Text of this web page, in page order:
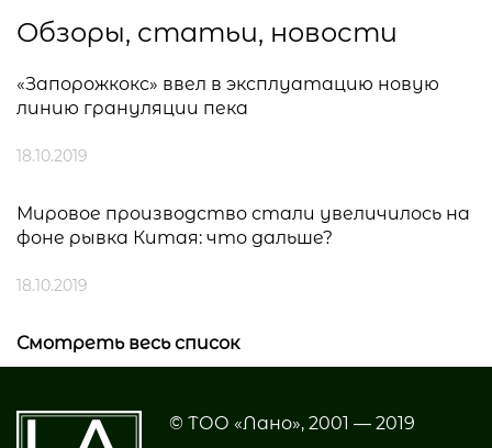
Обзоры, статьи, новости
«Запорожкокс» ввел в эксплуатацию новую
линию грануляции пека
18.10.2019
Мировое производство стали увеличилось на
фоне рывка Китая: что дальше?
18.10.2019
Смотреть весь список
© ТОО «Лано», 2001 — 2019